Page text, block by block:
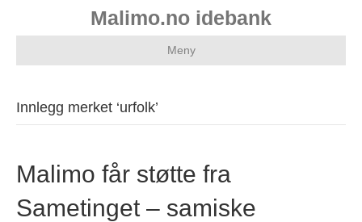
Malimo.no idebank
Meny
Innlegg merket ‘urfolk’
Malimo får støtte fra
Sametinget – samiske